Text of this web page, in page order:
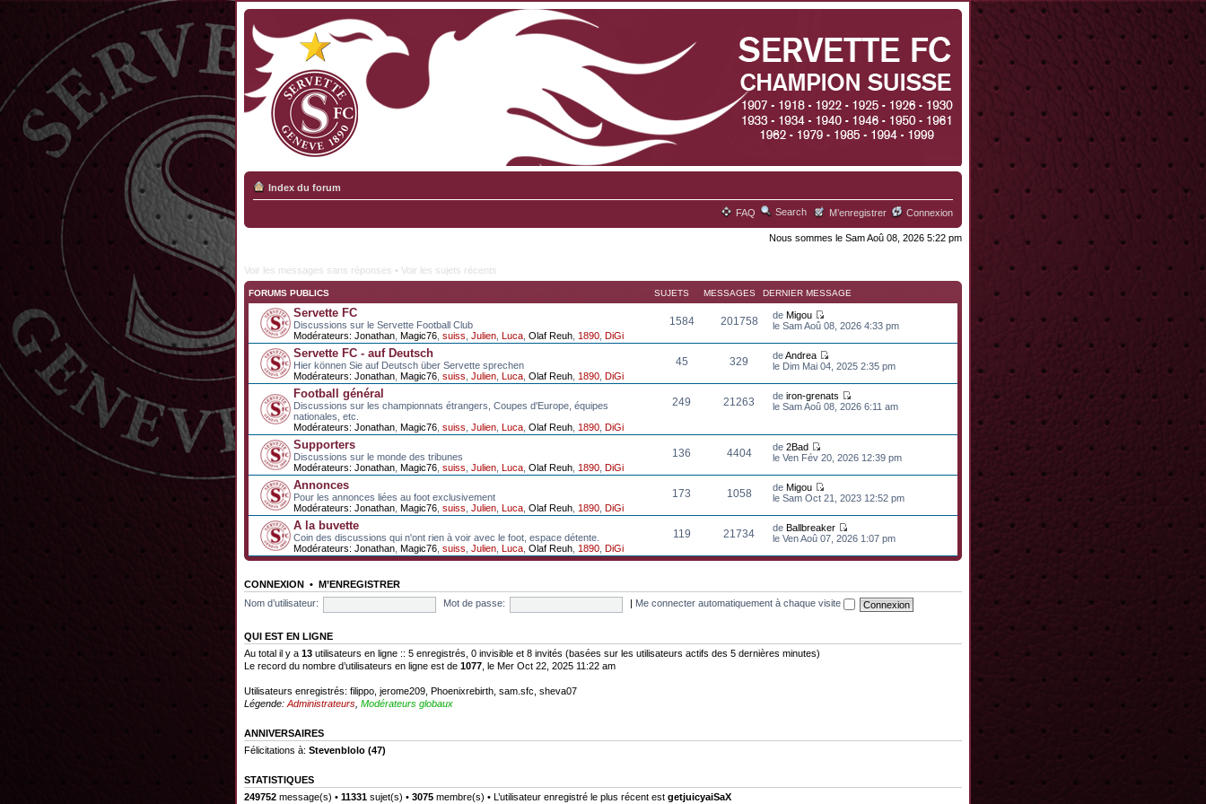
Index du forum
FAQ Search M’enregistrer Connexion
Nous sommes le Sam Aoû 08, 2026 5:22 pm
Voir les messages sans réponses • Voir les sujets récents
FORUMS PUBLICS SUJETS MESSAGES DERNIER MESSAGE
Servette FC
Discussions sur le Servette Football Club
Modérateurs: Jonathan Magic76 suiss Julien Luca Olaf Reuh 1890 DiGi
1584 201758 deMigou
le Sam Aoû 08, 2026 4:33 pm
Servette FC - auf Deutsch
Hier können Sie auf Deutsch über Servette sprechen
Modérateurs: Jonathan Magic76 suiss Julien Luca Olaf Reuh 1890 DiGi
45 329 deAndrea
le Dim Mai 04, 2025 2:35 pm
Football général
Discussions sur les championnats étrangers, Coupes d'Europe, équipes
nationales, etc.
Modérateurs: Jonathan Magic76 suiss Julien Luca Olaf Reuh 1890 DiGi
249 21263 deiron-grenats
le Sam Aoû 08, 2026 6:11 am
Supporters
Discussions sur le monde des tribunes
Modérateurs: Jonathan Magic76 suiss Julien Luca Olaf Reuh 1890 DiGi
136 4404 de2Bad
le Ven Fév 20, 2026 12:39 pm
Annonces
Pour les annonces liées au foot exclusivement
Modérateurs: Jonathan Magic76 suiss Julien Luca Olaf Reuh 1890 DiGi
173 1058 deMigou
le Sam Oct 21, 2023 12:52 pm
A la buvette
Coin des discussions qui n'ont rien à voir avec le foot, espace détente.
Modérateurs: Jonathan Magic76 suiss Julien Luca Olaf Reuh 1890 DiGi
119 21734 deBallbreaker
le Ven Aoû 07, 2026 1:07 pm
CONNEXION • M’ENREGISTRER
Nom d’utilisateur:
Mot de passe: Me connecter automatiquement à chaque visite
QUI EST EN LIGNE
Au total il y a 13 utilisateurs en ligne :: 5 enregistrés, 0 invisible et 8 invités (basées sur les utilisateurs actifs des 5 dernières minutes)
Le record du nombre d’utilisateurs en ligne est de 1077 , le Mer Oct 22, 2025 11:22 am
Utilisateurs enregistrés: filippo jerome209 Phoenixrebirth sam.sfc sheva07
Légende: Administrateurs Modérateurs globaux
ANNIVERSAIRES
Félicitations à: Stevenblolo (47)
STATISTIQUES
249752 message(s) • 11331 sujet(s) • 3075 membre(s) • L’utilisateur enregistré le plus récent est getjuicyaiSaX